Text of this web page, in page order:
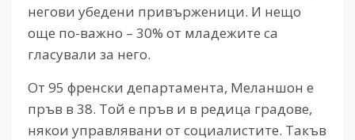
негови убедени привърженици. И нещо
още по-важно – 30% от младежите са
гласували за него.
От 95 френски департамента, Меланшон е
пръв в 38. Той е пръв и в редица градове,
някои управлявани от социалистите. Такъв